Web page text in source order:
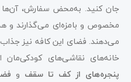
جان کنید. به‌محض سفارش، آن‌ها
مخصوص و بامزه‌ای می‌گذارند و
می‌دهند. فضای این کافه نیز
خانه‌‌های نقاشی‌های
پنجره‌های از کف تا سقف و